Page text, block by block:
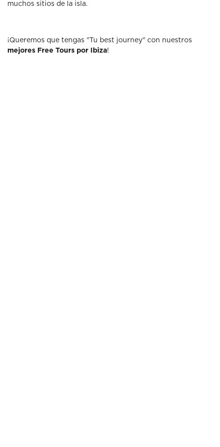
muchos sitios de la isla.
¡Queremos que tengas "Tu best journey" con nuestros
mejores Free Tours por Ibiza!